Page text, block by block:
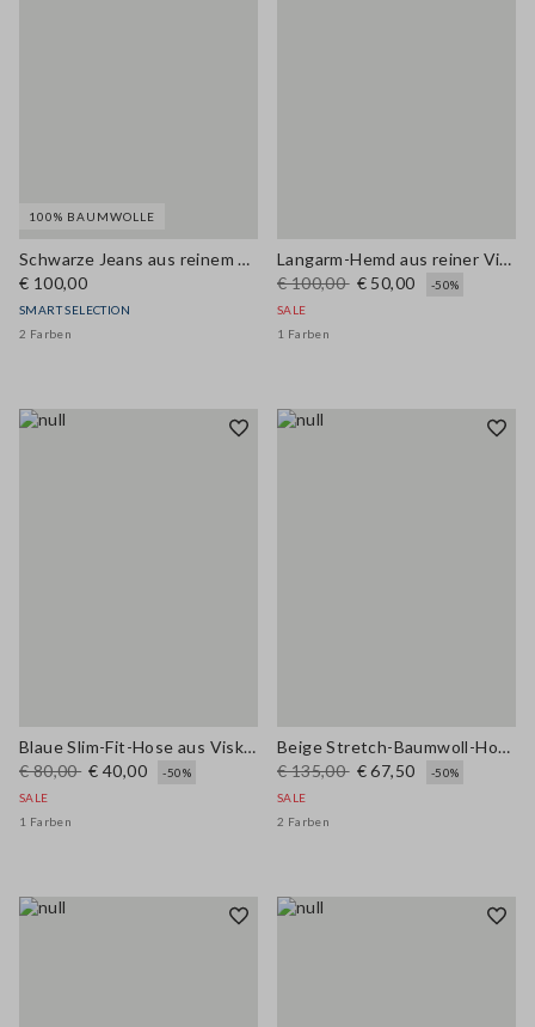
100% BAUMWOLLE
Schwarze Jeans aus reinem Baumwolle mit weitem Bein
€ 100,00
SMART SELECTION
2 Farben
Langarm-Hemd aus reiner Viskose mit buntem Karomuster im Regular Fit
€ 100,00 € 50,00
-50%
SALE
1 Farben
Blaue Slim-Fit-Hose aus Viskosemischung
€ 80,00 € 40,00
-50%
SALE
1 Farben
Beige Stretch-Baumwoll-Hosen mit Schlag
€ 135,00 € 67,50
-50%
SALE
2 Farben